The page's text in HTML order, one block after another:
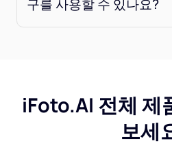
구를 사용할 수 있나요?
iFoto.AI 전체 제
보세